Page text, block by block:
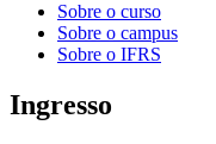
Sobre o curso
Sobre o campus
Sobre o IFRS
Ingresso